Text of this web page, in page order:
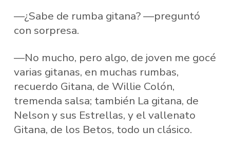
—¿Sabe de rumba gitana? —preguntó
con sorpresa.
—No mucho, pero algo, de joven me gocé
varias gitanas, en muchas rumbas,
recuerdo Gitana, de Willie Colón,
tremenda salsa; también La gitana, de
Nelson y sus Estrellas, y el vallenato
Gitana, de los Betos, todo un clásico.